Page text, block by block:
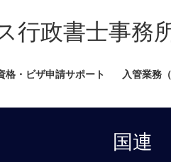
行政書士事務
格・ビザ申請サポート 入管業務
国連